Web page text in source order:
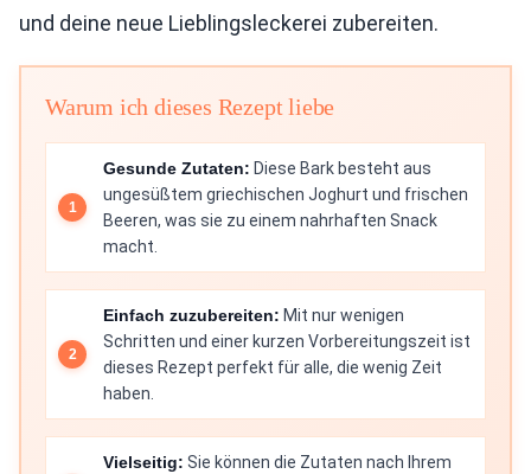
und deine neue Lieblingsleckerei zubereiten.
Warum ich dieses Rezept liebe
Gesunde Zutaten: Diese Bark besteht aus
ungesüßtem griechischen Joghurt und frischen
Beeren, was sie zu einem nahrhaften Snack
macht.
Einfach zuzubereiten: Mit nur wenigen
Schritten und einer kurzen Vorbereitungszeit ist
dieses Rezept perfekt für alle, die wenig Zeit
haben.
Vielseitig: Sie können die Zutaten nach Ihrem